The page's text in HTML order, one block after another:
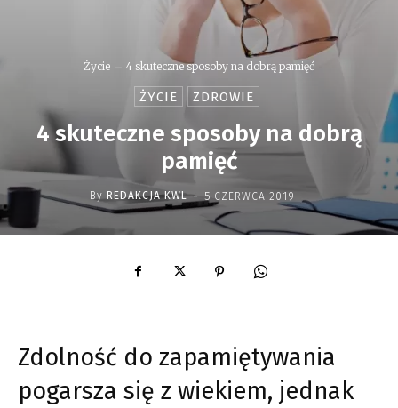
Życie 4 skuteczne sposoby na dobrą pamięć
ŻYCIE ZDROWIE
4 skuteczne sposoby na dobrą
pamięć
By REDAKCJA KWL - 5 CZERWCA 2019
Zdolność do zapamiętywania
pogarsza się z wiekiem, jednak